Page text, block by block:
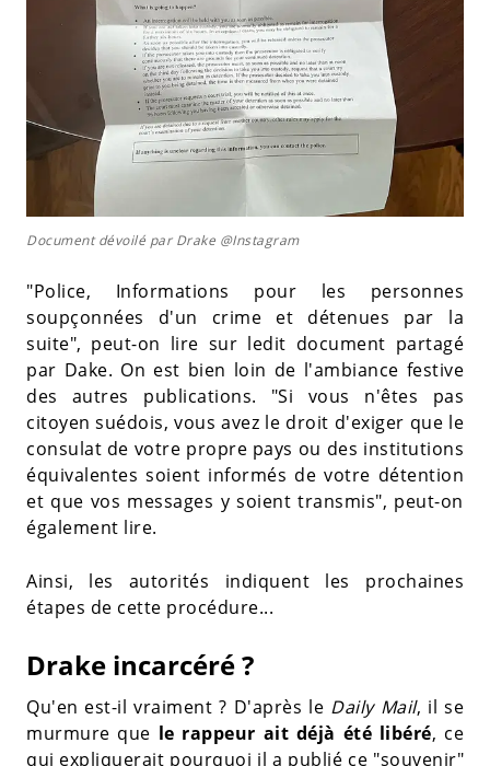
Document dévoilé par Drake @Instagram
"Police, Informations pour les personnes
soupçonnées d'un crime et détenues par la
suite", peut-on lire sur ledit document partagé
par Dake. On est bien loin de l'ambiance festive
des autres publications. "Si vous n'êtes pas
citoyen suédois, vous avez le droit d'exiger que le
consulat de votre propre pays ou des institutions
équivalentes soient informés de votre détention
et que vos messages y soient transmis", peut-on
également lire.
Ainsi, les autorités indiquent les prochaines
étapes de cette procédure...
Drake incarcéré ?
Qu'en est-il vraiment ? D'après le Daily Mail, il se
murmure que le rappeur ait déjà été libéré, ce
qui expliquerait pourquoi il a publié ce "souvenir"